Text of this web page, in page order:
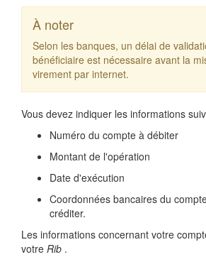
À noter
Selon les banques, un délai de
bénéficiaire est nécessaire avant la
virement par internet.
Vous devez indiquer les informations
Numéro du compte à débiter
Montant de l'opération
Date d'exécution
Coordonnées bancaires du
créditer.
Les informations concernant votre
votre Rib .